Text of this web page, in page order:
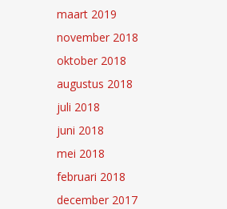
maart 2019
november 2018
oktober 2018
augustus 2018
juli 2018
juni 2018
mei 2018
februari 2018
december 2017